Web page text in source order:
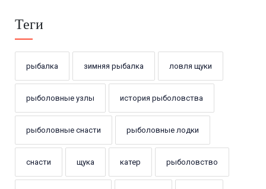
Теги
рыбалка зимняя рыбалка ловля щуки
рыболовные узлы история рыболовства
рыболовные снасти рыболовные лодки
снасти щука катер рыболовство